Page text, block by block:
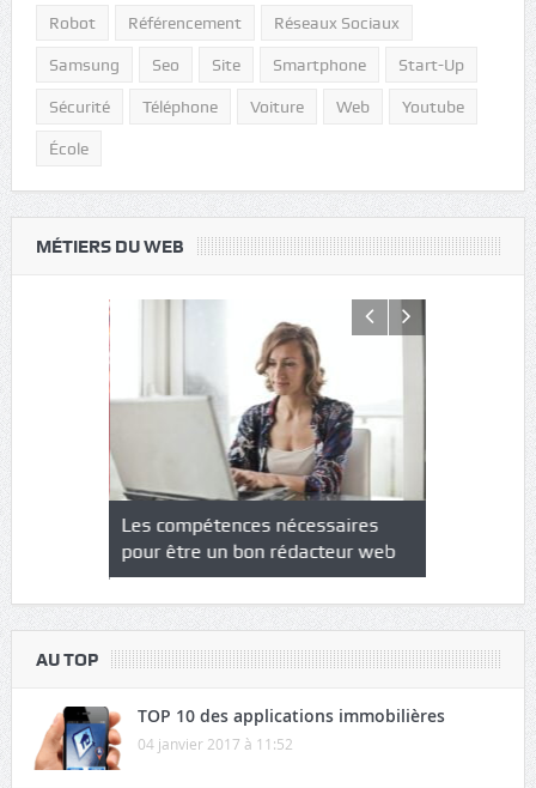
Robot Référencement Réseaux Sociaux
Samsung Seo Site Smartphone Start-Up
Sécurité Téléphone Voiture Web Youtube
École
MÉTIERS DU WEB
: un
Les compétences nécessaires
pour être un bon rédacteur web
Quel est
AU TOP
TOP 10 des applications immobilières
04 janvier 2017 à 11:52